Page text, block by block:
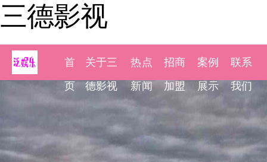
三德影视
首
页
关于三
德影视
热点
新闻
招商
加盟
案例
展示
联系
我们